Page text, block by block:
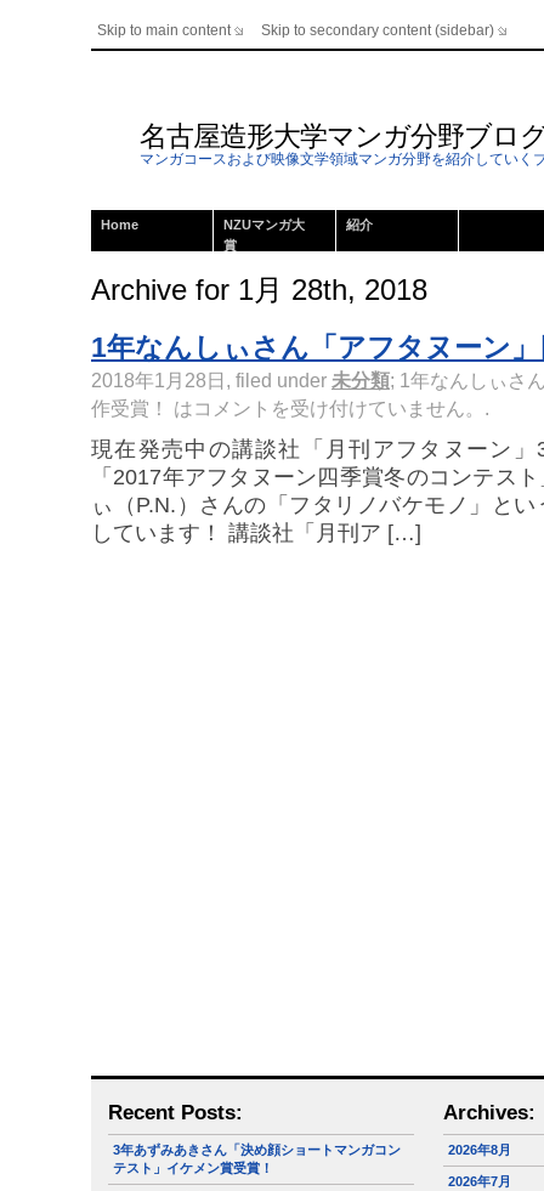
Skip to main content Skip to secondary content (sidebar)
名古屋造形大学マンガ分野ブロ
マンガコースおよび映像文学領域マンガ分野を紹介していく
Home
NZUマンガ大
賞
紹介
Archive for 1月 28th, 2018
1年なんしぃさん「アフタヌーン
2018年1月28日, filed under 未分類; 1年なんしぃさ
作受賞！ はコメントを受け付けていません。 .
現在発売中の講談社「月刊アフタヌーン
「2017年アフタヌーン四季賞冬のコンテス
ぃ（P.N.）さんの「フタリノバケモノ」と
しています！ 講談社「月刊ア […]
Recent Posts:
3年あずみあきさん「決め顔ショートマンガコン
テスト」イケメン賞受賞！
Archives:
2026年8月
2026年7月